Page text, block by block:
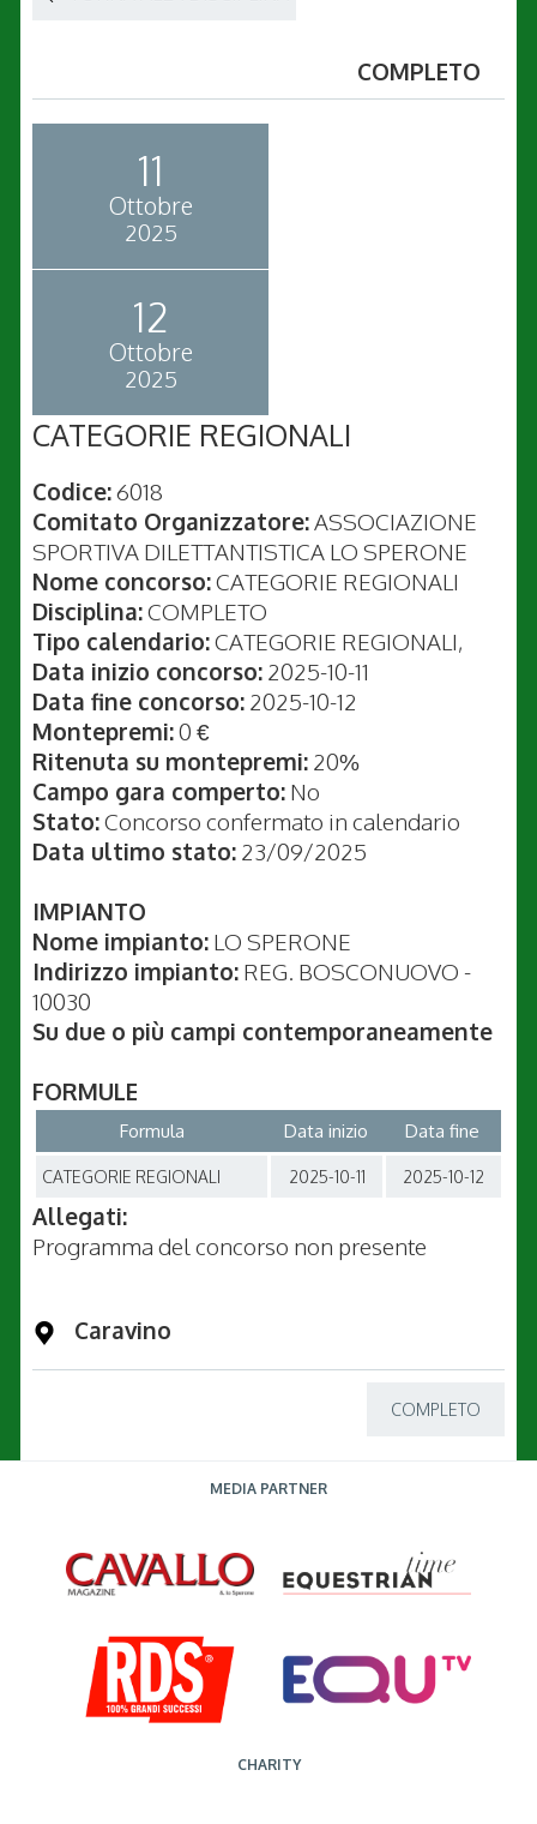
COMPLETO
11
Ottobre
2025
12
Ottobre
2025
CATEGORIE REGIONALI
Codice:6018
Comitato Organizzatore:ASSOCIAZIONE
SPORTIVA DILETTANTISTICA LO SPERONE
Nome concorso:CATEGORIE REGIONALI
Disciplina:COMPLETO
Tipo calendario:CATEGORIE REGIONALI,
Data inizio concorso: 2025-10-11
Data fine concorso: 2025-10-12
Montepremi:0 €
Ritenuta su montepremi: 20%
Campo gara comperto: No
Stato:Concorso confermato in calendario
Data ultimo stato: 23/09/2025
IMPIANTO
Nome impianto: LO SPERONE
Indirizzo impianto: REG. BOSCONUOVO -
10030
Su due o più campi contemporaneamente
FORMULE
Formula Data inizio Data fine
CATEGORIE REGIONALI 2025-10-11 2025-10-12
Allegati:
Programma del concorso non presente
Caravino
COMPLETO
MEDIA PARTNER
CHARITY